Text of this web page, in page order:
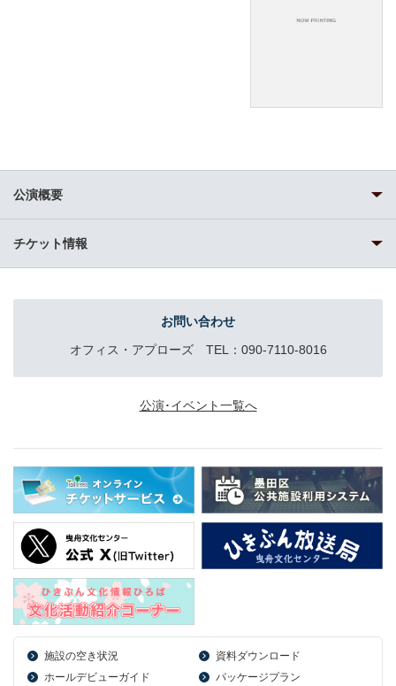
公演概要
チケット情報
お問い合わせ
オフィス・アプローズ TEL：090-7110-8016
公演･イベント一覧へ
施設の空き状況
資料ダウンロード
ホールデビューガイド
パッケージプラン